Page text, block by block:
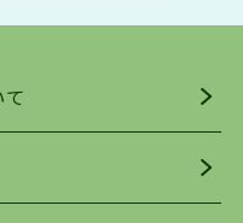
石市・神戸市西区
当ＨＰにて物件を
は、スタッフの平